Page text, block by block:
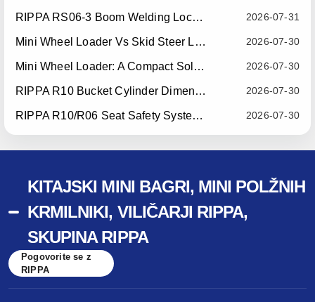
2026-07-31
RIPPA RS06-3 Boom Welding Locating Bar Optimization — Effective July 15, 2026
2026-07-30
Mini Wheel Loader Vs Skid Steer Loader: Which Compact Machine Is Better For Your Business?
2026-07-30
Mini Wheel Loader: A Compact Solution For Efficient Material Handling
2026-07-30
RIPPA R10 Bucket Cylinder Dimension Optimization — Effective July 15, 2026
2026-07-30
RIPPA R10/R06 Seat Safety System Upgrade — Effective July 22, 2026
KITAJSKI MINI BAGRI, MINI POLŽNIH
KRMILNIKI, VILIČARJI RIPPA,
SKUPINA RIPPA
Pogovorite se z
RIPPA